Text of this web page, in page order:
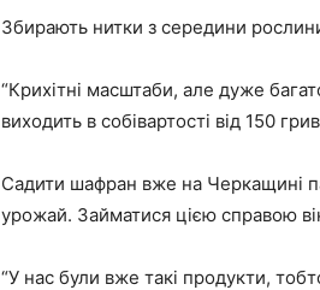
Збирають нитки з середини
“Крихітні масштаби, але дуже
виходить в собівартості від 150
Садити шафран вже на Черкащині
урожай. Займатися цією справою
“У нас були вже такі продукти,